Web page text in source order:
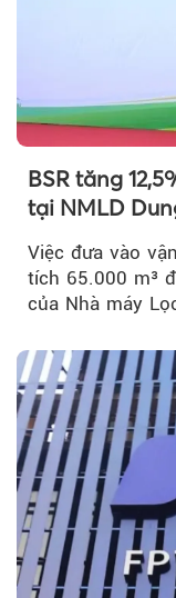
BSR tăng
tại NMLD
Việc đưa vào
tích 65.000 m³
của Nhà máy